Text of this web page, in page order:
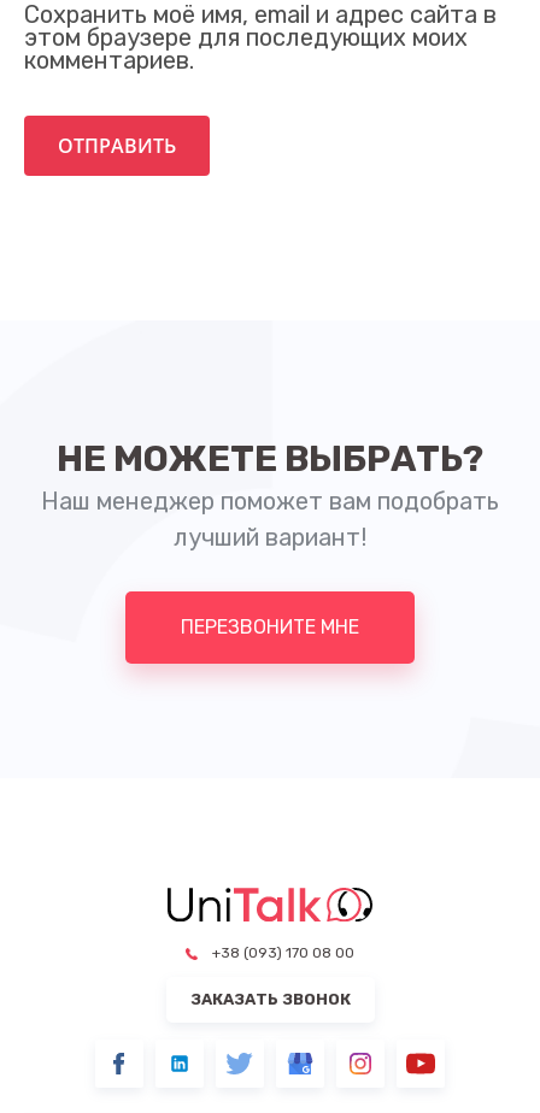
Сохранить моё имя, email и адрес сайта в
этом браузере для последующих моих
комментариев.
НЕ МОЖЕТЕ ВЫБРАТЬ?
Наш менеджер поможет вам подобрать
лучший вариант!
ПЕРЕЗВОНИТЕ МНЕ
+38 (093) 170 08 00
ЗАКАЗАТЬ ЗВОНОК